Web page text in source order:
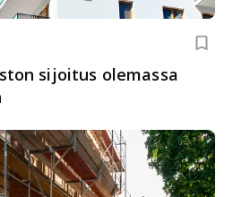
sijoitus olemassa